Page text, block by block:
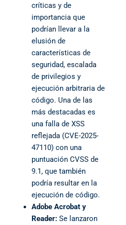
críticas y de
importancia que
podrían llevar a la
elusión de
características de
seguridad, escalada
de privilegios y
ejecución arbitraria de
código. Una de las
más destacadas es
una falla de XSS
reflejada (CVE-2025-
47110) con una
puntuación CVSS de
9.1, que también
podría resultar en la
ejecución de código.
Adobe Acrobat y
Reader:Se lanzaron